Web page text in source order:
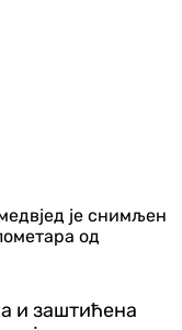
је снимљен
од
и заштићена